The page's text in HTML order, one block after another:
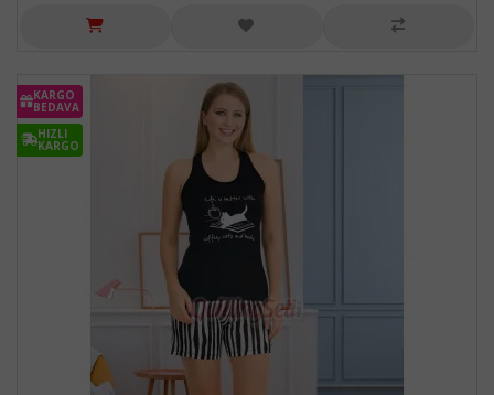
KARGO
BEDAVA
HIZLI
KARGO